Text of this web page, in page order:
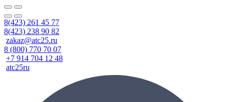
8(423) 261 45 77
8(423) 238 90 82
zakaz@atc25.ru
8 (800) 770 70 07
+7 914 704 12 48
atc25ru